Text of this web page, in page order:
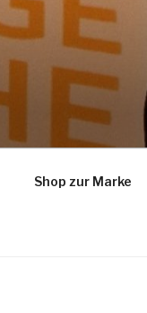
Shop zur Marke